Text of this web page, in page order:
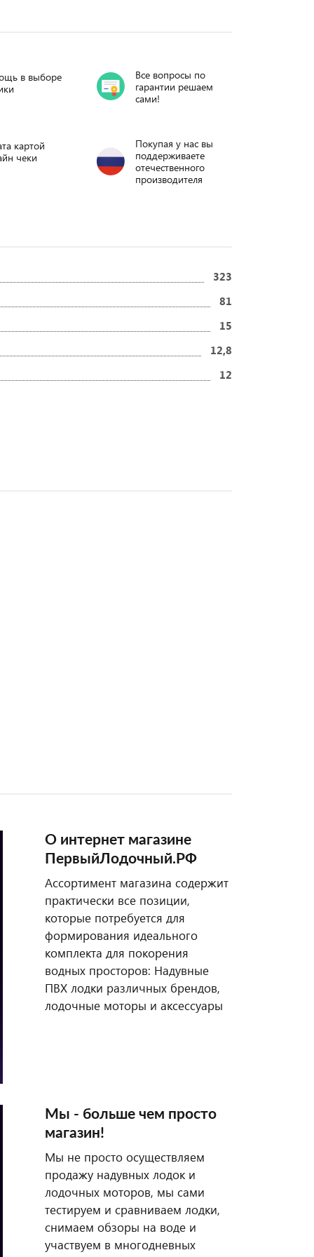
в выборе
Все вопросы по
гарантии решаем
сами!
картой
чеки
Покупая у нас вы
поддерживаете
отечественного
производителя
323
81
15
12,8
12
О интернет магазине
ПервыйЛодочный.РФ
Ассортимент магазина содержит
практически все позиции,
которые потребуется для
формирования идеального
комплекта для покорения
водных просторов: Надувные
ПВХ лодки различных брендов,
лодочные моторы и аксессуары
Мы - больше чем просто
магазин!
Мы не просто осуществляем
продажу надувных лодок и
лодочных моторов, мы сами
тестируем и сравниваем лодки,
снимаем обзоры на воде и
участвуем в многодневных